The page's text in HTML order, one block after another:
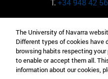
T.+34 948 42
Camino del
Madrid España
T.+34 912 11
The University of Navarra
Different types of cookies have
browsing habits respecting
to enable or accept them all.
information about our cookies,